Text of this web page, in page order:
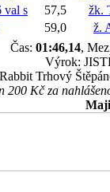
val s 57,5
žk.
59,0
ž.
Čas: 01:46,14,
Výrok:
Trhový
200 Kč za